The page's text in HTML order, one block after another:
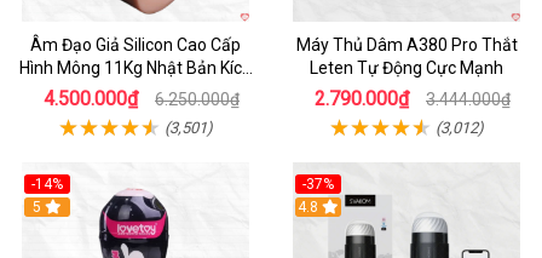
Âm Đạo Giả Silicon Cao Cấp
Hình Mông 11Kg Nhật Bản Kích
Thước Như Thật
4.500.000₫ 6.250.000₫
(3,501)
Máy Thủ Dâm A380 Pro Thắt
Leten Tự Động Cực Mạnh
2.790.000₫ 3.444.000₫
(3,012)
-14%
Hot
5
-37%
4.8